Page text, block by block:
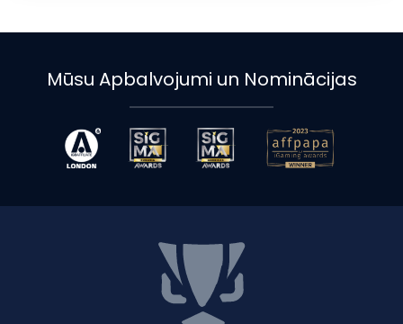
Mūsu Apbalvojumi un Nominācijas